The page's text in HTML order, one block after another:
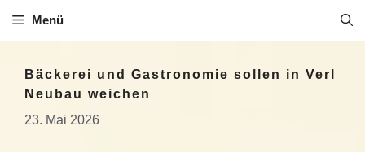
Inhalt
Menü
Bäckerei und Gastronomie sollen in Verl
Neubau weichen
23. Mai 2026